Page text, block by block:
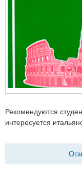
Рекомендуются
интересуется